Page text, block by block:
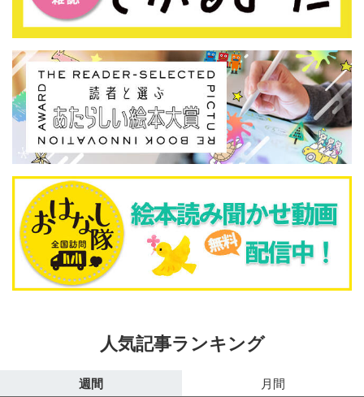
人気記事ランキング
週間 月間